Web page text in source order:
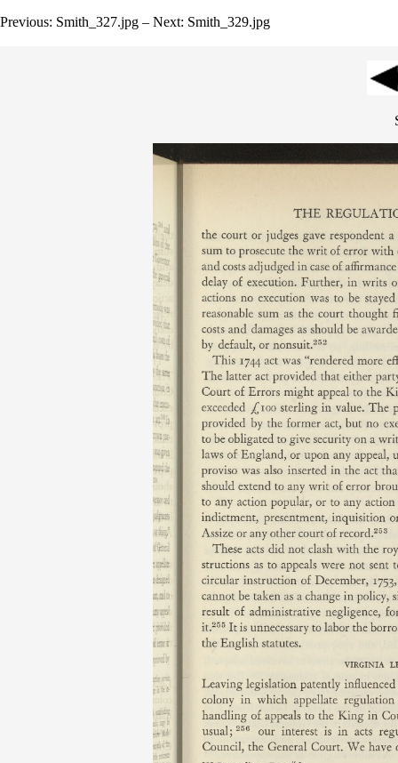
Previous: Smith_327.jpg – Next: Smith_329.jpg